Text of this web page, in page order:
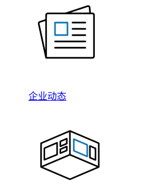
企业动态